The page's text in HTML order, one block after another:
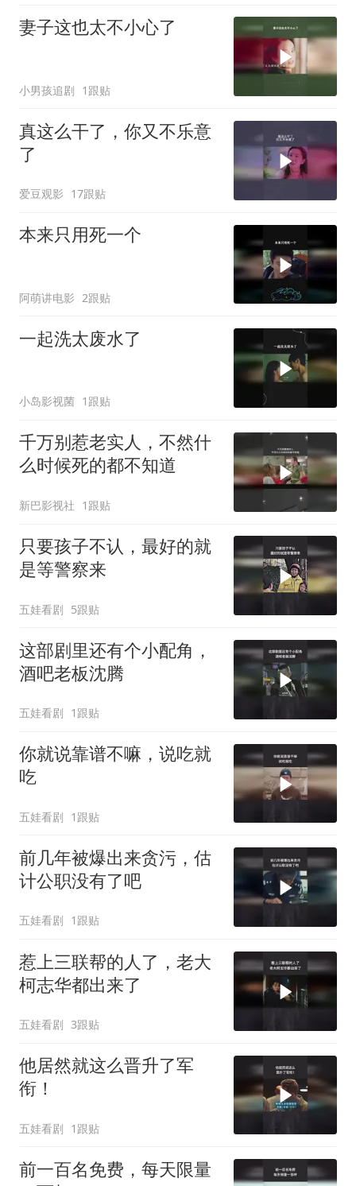
妻子这也太不小心了
小男孩追剧 1跟贴
真这么干了，你又不乐意
了
爱豆观影 17跟贴
本来只用死一个
阿萌讲电影 2跟贴
一起洗太废水了
小岛影视菌 1跟贴
千万别惹老实人，不然什
么时候死的都不知道
新巴影视社 1跟贴
只要孩子不认，最好的就
是等警察来
五娃看剧 5跟贴
这部剧里还有个小配角，
酒吧老板沈腾
五娃看剧 1跟贴
你就说靠谱不嘛，说吃就
吃
五娃看剧 1跟贴
前几年被爆出来贪污，估
计公职没有了吧
五娃看剧 1跟贴
惹上三联帮的人了，老大
柯志华都出来了
五娃看剧 3跟贴
他居然就这么晋升了军
衔！
五娃看剧 1跟贴
前一百名免费，每天限量